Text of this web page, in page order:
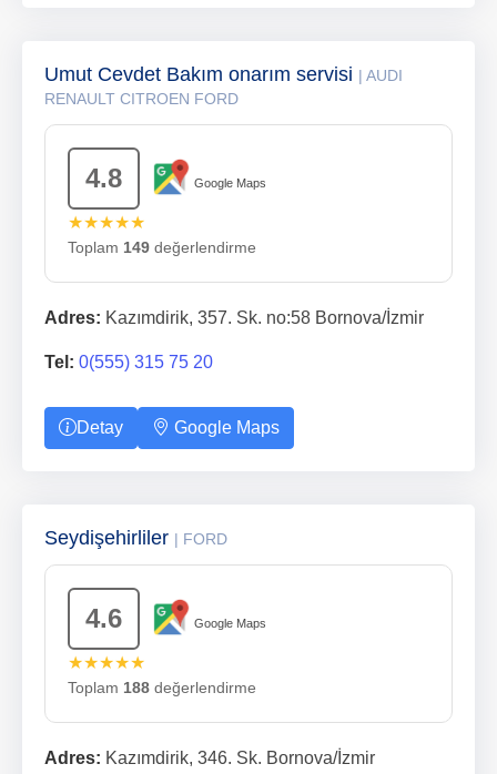
Umut Cevdet Bakım onarım servisi | AUDI
RENAULT CITROEN FORD
4.8 Google Maps
★★★★★
Toplam 149 değerlendirme
Adres: Kazımdirik, 357. Sk. no:58 Bornova/İzmir
Tel: 0(555) 315 75 20
Detay Google Maps
Seydişehirliler | FORD
4.6 Google Maps
★★★★★
Toplam 188 değerlendirme
Adres: Kazımdirik, 346. Sk. Bornova/İzmir